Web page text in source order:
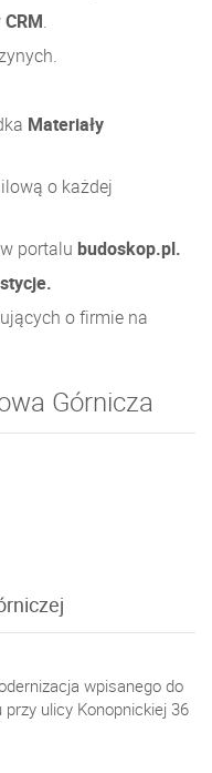
.
Materiały
o każdej
portalu budoskop.pl.
o firmie na
Górnicza
wpisanego do
ulicy Konopnickiej 36